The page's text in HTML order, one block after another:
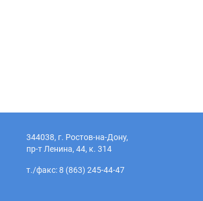
344038, г. Ростов-на-Дону,
пр-т Ленина, 44, к. 314
т./факс: 8 (863) 245-44-47